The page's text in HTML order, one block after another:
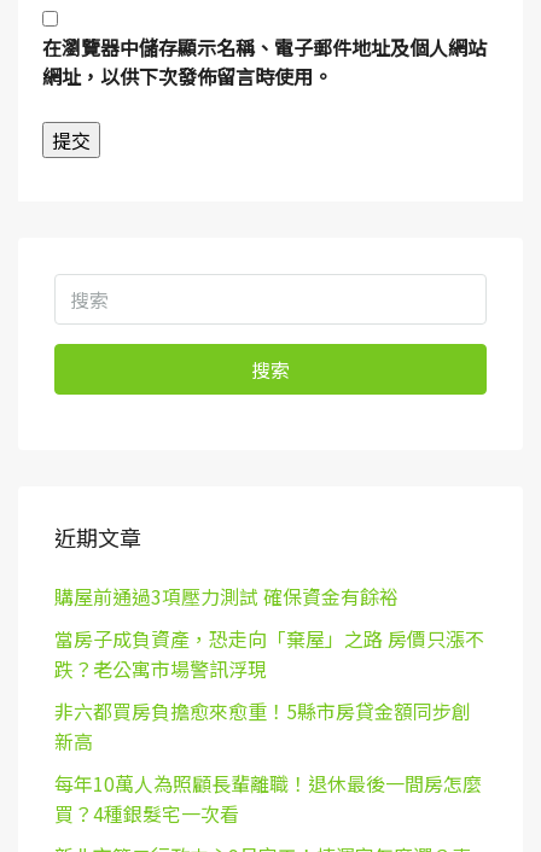
在瀏覽器中儲存顯示名稱、電子郵件地址及個人網站
網址，以供下次發佈留言時使用。
搜索
近期文章
購屋前通過3項壓力測試 確保資金有餘裕
當房子成負資產，恐走向「棄屋」之路 房價只漲不
跌？老公寓市場警訊浮現
非六都買房負擔愈來愈重！5縣市房貸金額同步創
新高
每年10萬人為照顧長輩離職！退休最後一間房怎麼
買？4種銀髮宅一次看